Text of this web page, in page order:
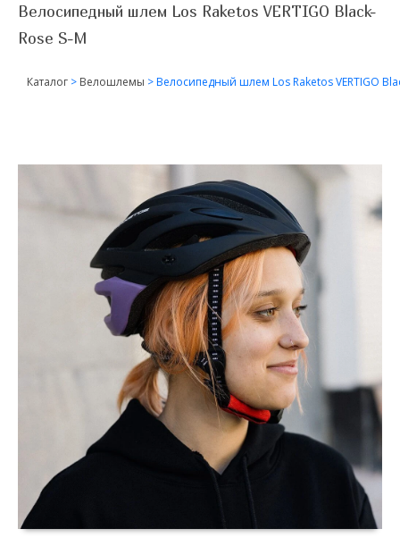
Велосипедный шлем Los Raketos VERTIGO Black-
Rose S-M
Каталог > Велошлемы >Велосипедный шлем Los Raketos VERTIGO